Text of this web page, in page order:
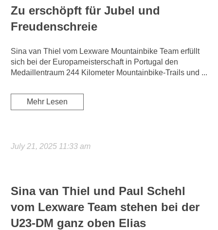
Zu erschöpft für Jubel und
Freudenschreie
Sina van Thiel vom Lexware Mountainbike Team erfüllt
sich bei der Europameisterschaft in Portugal den
Medaillentraum 244 Kilometer Mountainbike-Trails und ...
Mehr Lesen
July 21, 2025 11:33 am
Sina van Thiel und Paul Schehl
vom Lexware Team stehen bei der
U23-DM ganz oben Elias